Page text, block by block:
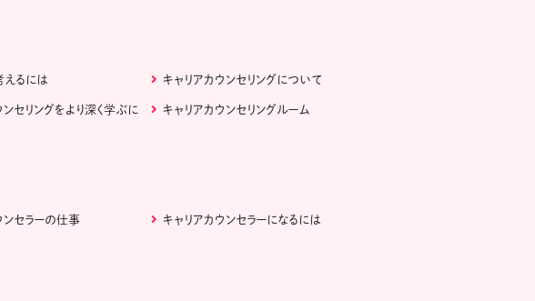
えるには キャリアカウンセリングについて
セリングをより深く学ぶに
キャリアカウンセリングルーム
ンセラーの仕事 キャリアカウンセラーになるには